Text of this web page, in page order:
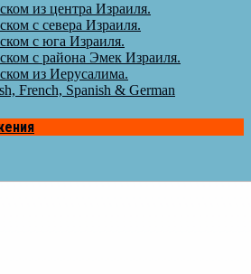
из центра Израиля.
с севера Израиля.
с юга Израиля.
с района Эмек Израиля.
из Иерусалима.
French, Spanish & German